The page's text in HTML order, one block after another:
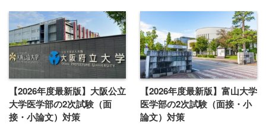
【2026年度最新版】大阪公立
大学医学部の2次試験（面
接・小論文）対策
【2026年度最新版】富山大学
医学部の2次試験（面接・小
論文）対策